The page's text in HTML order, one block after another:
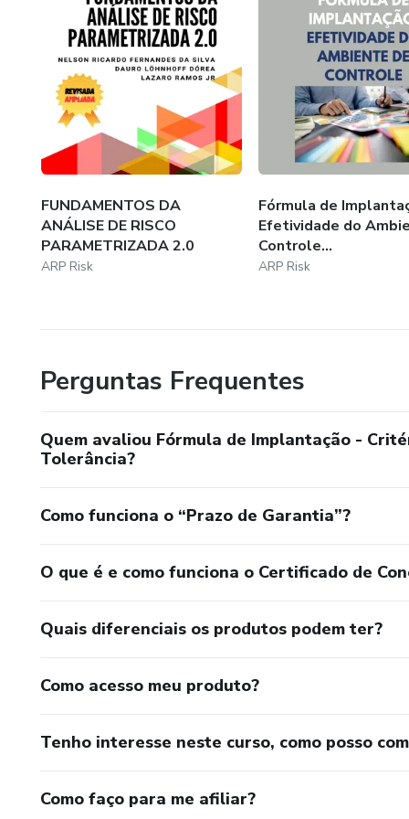
- Definir os indicadores críticos
- Definição de Capacidade Global de Tomada de Riscos
- Definição de Capacidade de Retenção
- Definição de Limite de Retenção
- Definição de Limite de Transferência
- Apresentação da Tabela de Indicadores Críticos
- Explanação de um modelo de cálculo do Limite de
- Apresentação da estrutura do processo de avaliação
- Apresentação da estrutura do processo de avaliação
FUNDAMENTOS DA
ANÁLISE DE RISCO
PARAMETRIZADA 2.0
ARP Risk
Fórmula de
Efetividade do
Controle...
ARP Risk
Perguntas Frequentes
Quem avaliou Fórmula de Implantação -
Tolerância?
Como funciona o “Prazo de Garantia”?
O que é e como funciona o Certificado de
Quais diferenciais os produtos podem ter?
Como acesso meu produto?
Tenho interesse neste curso, como posso
Como faço para me afiliar?